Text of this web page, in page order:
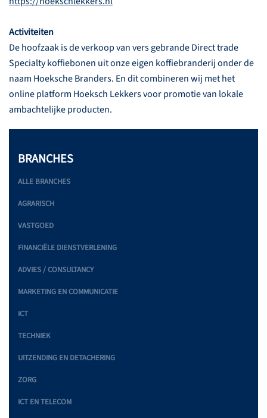
Activiteiten
De hoofzaak is de verkoop van vers gebrande Direct trade
Specialty koffiebonen uit onze eigen koffiebranderij onder de
naam Hoeksche Branders. En dit combineren wij met het
online platform Hoeksch Lekkers voor promotie van lokale
ambachtelijke producten.
BRANCHES
ALLE BRANCHES
AGRARISCH
VASTGOED
FINANCIËLE DIENSTVERLENING
ADVIES / CONSULTANCY
MARKETING EN COMMUNICATIE
ICT
TECHNIEK
UITZENDING EN DETACHERING
ZORG
ICT EN TELECOM